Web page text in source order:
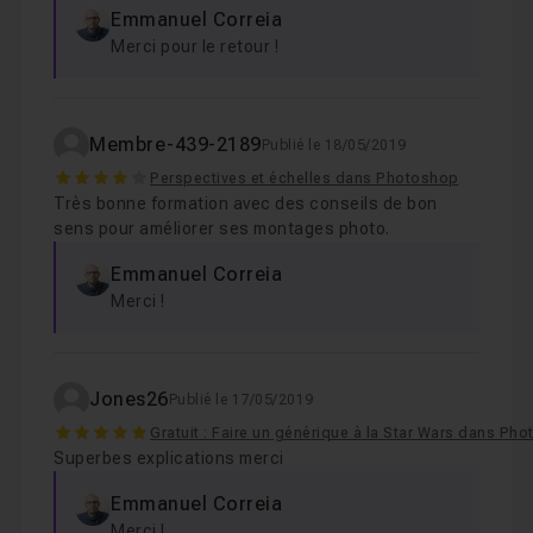
Emmanuel Correia
Merci pour le retour !
Membre-439-2189 Publié le 18/05/2019
4 Perspectives et échelles dans Photoshop
Très bonne formation avec des conseils de bon
sens pour améliorer ses montages photo.
Emmanuel Correia
Merci !
Jones26 Publié le 17/05/2019
5 Gratuit : Faire un générique à la Star Wars dans
Superbes explications merci
Emmanuel Correia